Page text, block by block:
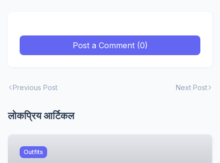
Post a Comment (0)
Previous Post Next Post
लोकप्रिय आर्टिकल
Outfits